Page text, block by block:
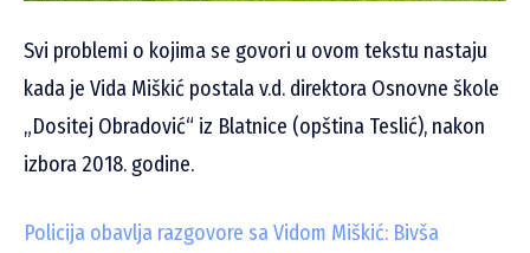
Svi problemi o kojima se govori u ovom tekstu nastaju
kada je Vida Miškić postala v.d. direktora Osnovne škole
„Dositej Obradović“ iz Blatnice (opština Teslić), nakon
izbora 2018. godine.
Policija obavlja razgovore sa Vidom Miškić: Bivša